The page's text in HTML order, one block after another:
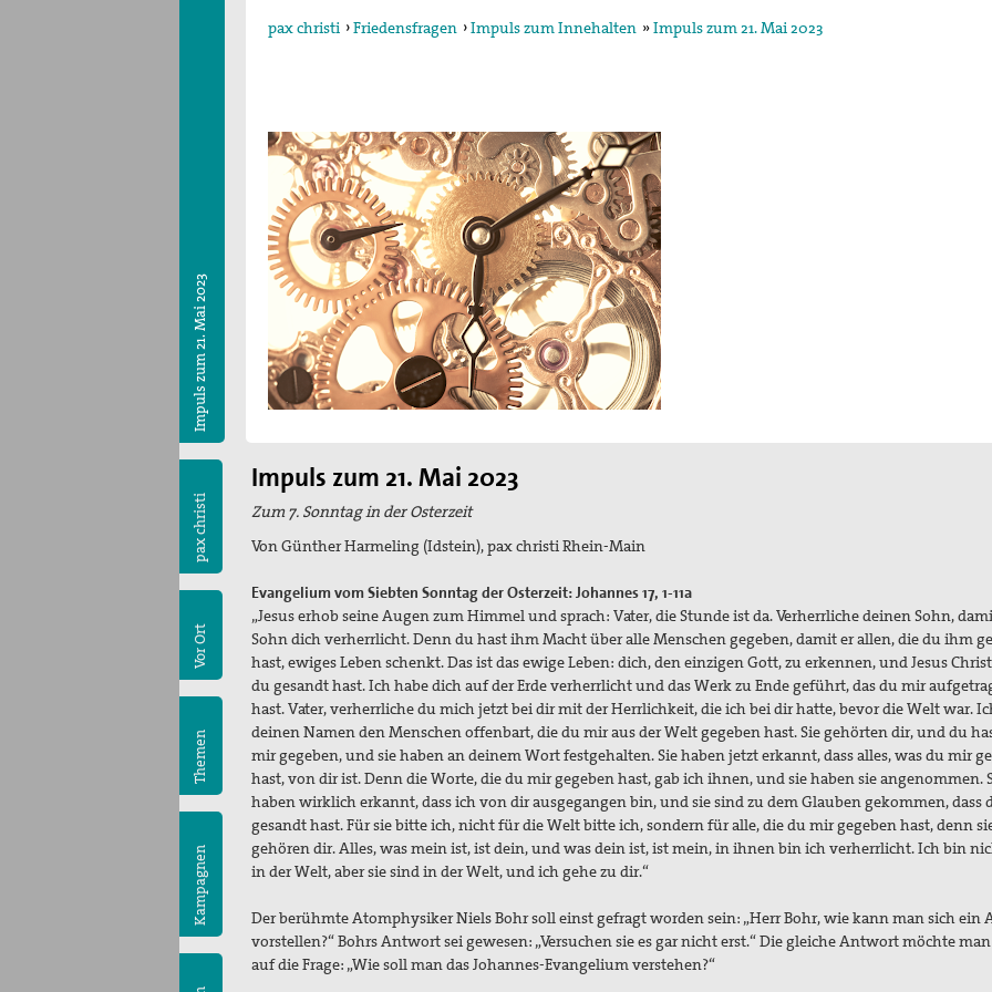
pax christi ›Friedensfragen ›Impuls zum Innehalten »Impuls zum 21. Mai 2023
Impuls zum 21. Mai 2023
pax christi
Vor Ort
Themen
Kampagnen
Impuls zum 21. Mai 2023
Zum 7. Sonntag in der Osterzeit
Von Günther Harmeling (Idstein), pax christi Rhein-Main
Evangelium vom Siebten Sonntag der Osterzeit: Johannes 17, 1-11a
„Jesus erhob seine Augen zum Himmel und sprach: Vater, die Stunde ist da. Verherrliche deinen Sohn,
Sohn dich verherrlicht. Denn du hast ihm Macht über alle Menschen gegeben, damit er allen, die du ihm
hast, ewiges Leben schenkt. Das ist das ewige Leben: dich, den einzigen Gott, zu erkennen, und Jesus
du gesandt hast. Ich habe dich auf der Erde verherrlicht und das Werk zu Ende geführt, das du mir
hast. Vater, verherrliche du mich jetzt bei dir mit der Herrlichkeit, die ich bei dir hatte, bevor die Welt war.
deinen Namen den Menschen offenbart, die du mir aus der Welt gegeben hast. Sie gehörten dir, und du
mir gegeben, und sie haben an deinem Wort festgehalten. Sie haben jetzt erkannt, dass alles, was du mir
hast, von dir ist. Denn die Worte, die du mir gegeben hast, gab ich ihnen, und sie haben sie angenommen.
haben wirklich erkannt, dass ich von dir ausgegangen bin, und sie sind zu dem Glauben gekommen, dass
gesandt hast. Für sie bitte ich, nicht für die Welt bitte ich, sondern für alle, die du mir gegeben hast, denn
gehören dir. Alles, was mein ist, ist dein, und was dein ist, ist mein, in ihnen bin ich verherrlicht. Ich bin
in der Welt, aber sie sind in der Welt, und ich gehe zu dir.“
Der berühmte Atomphysiker Niels Bohr soll einst gefragt worden sein: „Herr Bohr, wie kann man sich ein
vorstellen?“ Bohrs Antwort sei gewesen: „Versuchen sie es gar nicht erst.“ Die gleiche Antwort möchte
auf die Frage: „Wie soll man das Johannes-Evangelium verstehen?“